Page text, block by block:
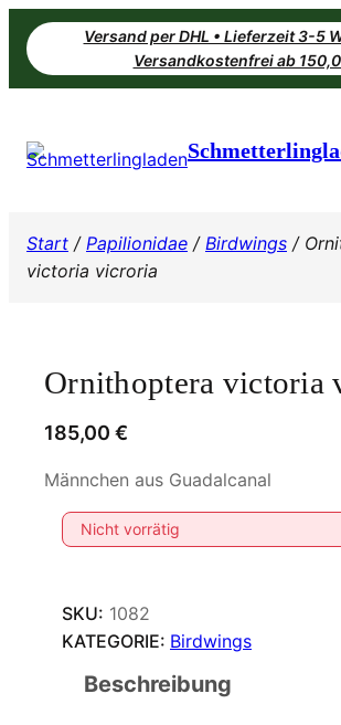
Zum
Inhalt
springen
Versand per DHL • Lieferzeit 3-5
Versandkostenfrei ab
Start / Papilionidae / Birdwings /
victoria vicroria
Ornithoptera victoria
185,00 €
Männchen aus Guadalcanal
Nicht vorrätig
SKU: 1082
KATEGORIE: Birdwings
Beschreibung